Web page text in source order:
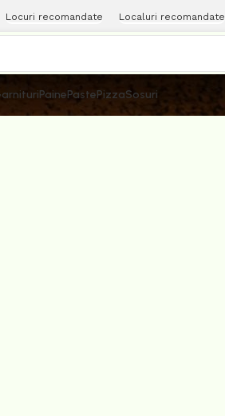
Locuri recomandate Localuri recomandate
PainePastePizzaSosuri